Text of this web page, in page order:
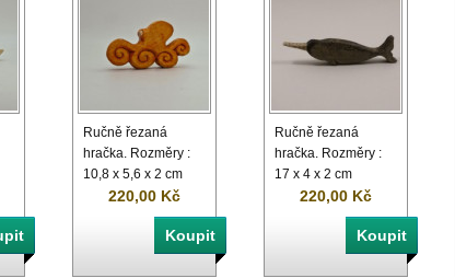
Ručně řezaná
hračka. Rozměry :
10,8 x 5,6 x 2 cm
220,00 Kč
Ručně řezaná
hračka. Rozměry :
17 x 4 x 2 cm
220,00 Kč